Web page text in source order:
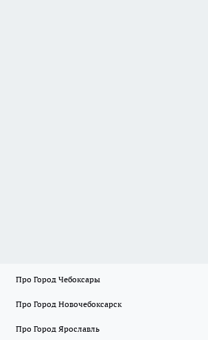
Про Город Чебоксары
Про Город Новочебоксарск
Про Город Ярославль